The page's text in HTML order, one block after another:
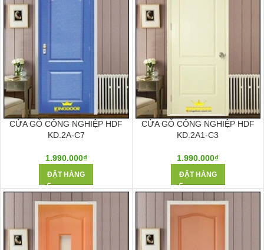
CỬA GỖ CÔNG NGHIỆP HDF
KD.2A-C7
1.990.000₫
ĐẶT HÀNG
CỬA GỖ CÔNG NGHIỆP HDF
KD.2A1-C3
1.990.000₫
ĐẶT HÀNG